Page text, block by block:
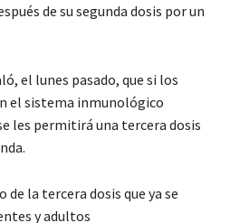
de su segunda dosis por un
el lunes pasado, que si los
el sistema inmunológico
les permitirá una tercera dosis
la tercera dosis que ya se
y adultos